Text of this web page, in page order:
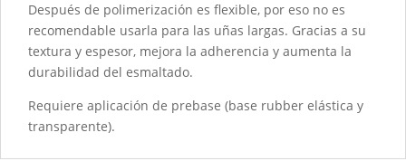
Después de polimerización es flexible, por eso no es
recomendable usarla para las uñas largas. Gracias a su
textura y espesor, mejora la adherencia y aumenta la
durabilidad del esmaltado.
Requiere aplicación de prebase (base rubber elástica y
transparente).